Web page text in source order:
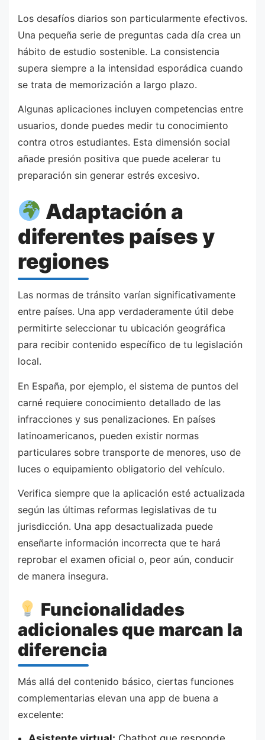
Los desafíos diarios son particularmente efectivos.
Una pequeña serie de preguntas cada día crea un
hábito de estudio sostenible. La consistencia
supera siempre a la intensidad esporádica cuando
se trata de memorización a largo plazo.
Algunas aplicaciones incluyen competencias entre
usuarios, donde puedes medir tu conocimiento
contra otros estudiantes. Esta dimensión social
añade presión positiva que puede acelerar tu
preparación sin generar estrés excesivo.
Adaptación a
diferentes países y
regiones
Las normas de tránsito varían significativamente
entre países. Una app verdaderamente útil debe
permitirte seleccionar tu ubicación geográfica
para recibir contenido específico de tu legislación
local.
En España, por ejemplo, el sistema de puntos del
carné requiere conocimiento detallado de las
infracciones y sus penalizaciones. En países
latinoamericanos, pueden existir normas
particulares sobre transporte de menores, uso de
luces o equipamiento obligatorio del vehículo.
Verifica siempre que la aplicación esté actualizada
según las últimas reformas legislativas de tu
jurisdicción. Una app desactualizada puede
enseñarte información incorrecta que te hará
reprobar el examen oficial o, peor aún, conducir
de manera insegura.
Funcionalidades
adicionales que marcan la
diferencia
Más allá del contenido básico, ciertas funciones
complementarias elevan una app de buena a
excelente: